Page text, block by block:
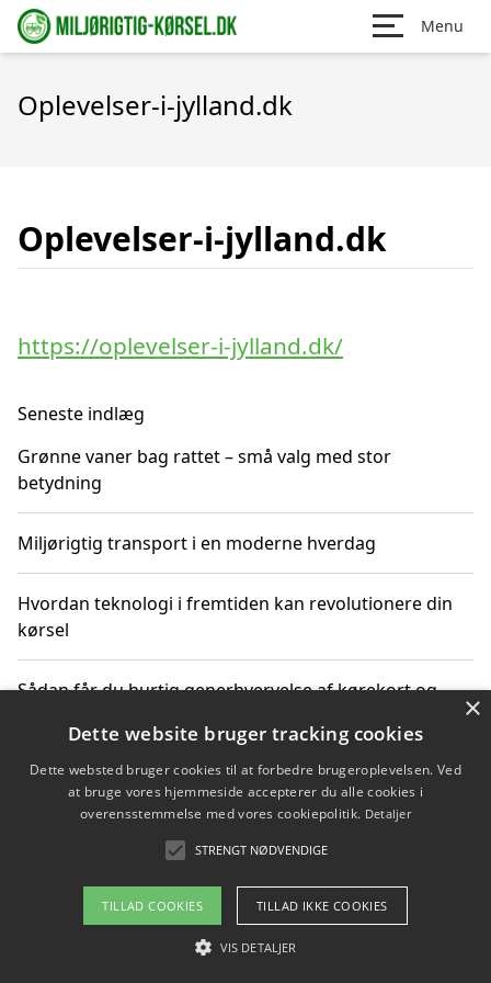
Menu
Oplevelser-i-jylland.dk
Oplevelser-i-jylland.dk
https://oplevelser-i-jylland.dk/
Seneste indlæg
Grønne vaner bag rattet – små valg med stor
betydning
Miljørigtig transport i en moderne hverdag
Hvordan teknologi i fremtiden kan revolutionere din
kørsel
Sådan får du hurtig generhvervelse af kørekort og
Sådan lærer du miljørigtig kørsel hos en køreskole i
Gentofte
Copyright 2026 - Pilanto Aps
Om / kontakt
×
Dette website bruger tracking cookies
Dette websted bruger cookies til at forbedre brugeroplevelsen. Ved
at bruge vores hjemmeside accepterer du alle cookies i
overensstemmelse med vores cookiepolitik. Detaljer
STRENGT NØDVENDIGE
TILLAD COOKIES TILLAD IKKE COOKIES
VIS DETALJER